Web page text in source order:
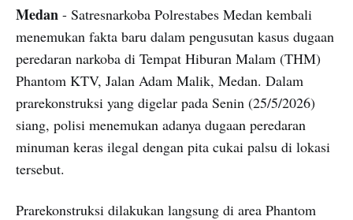
Medan - Satresnarkoba Polrestabes Medan kembali
menemukan fakta baru dalam pengusutan kasus dugaan
peredaran narkoba di Tempat Hiburan Malam (THM)
Phantom KTV, Jalan Adam Malik, Medan. Dalam
prarekonstruksi yang digelar pada Senin (25/5/2026)
siang, polisi menemukan adanya dugaan peredaran
minuman keras ilegal dengan pita cukai palsu di lokasi
tersebut.
Prarekonstruksi dilakukan langsung di area Phantom